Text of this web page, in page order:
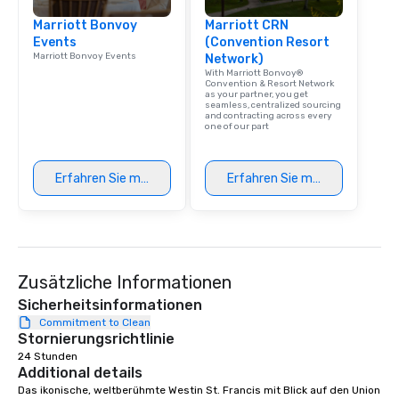
experience with three
signature dishes at
Our affordable tours
included. The only
are drinks. However,
package upgrade is
Our exclusive
ultimate networking
right of you. Because
Marriott Bonvoy
Events
Marriott Bonvoy Events
Erfahren Sie mehr
Marriott CRN
(Convention Resort
Network)
With Marriott Bonvoy®
Convention & Resort Network
as your partner, you get
seamless, centralized sourcing
and contracting across every
one of our part
Erfahren Sie mehr
Zusätzliche Informationen
Sicherheitsinformationen
Commitment to Clean
Stornierungsrichtlinie
24 Stunden
Additional details
Das ikonische, weltberühmte Westin St. Francis mit Blick auf den Union